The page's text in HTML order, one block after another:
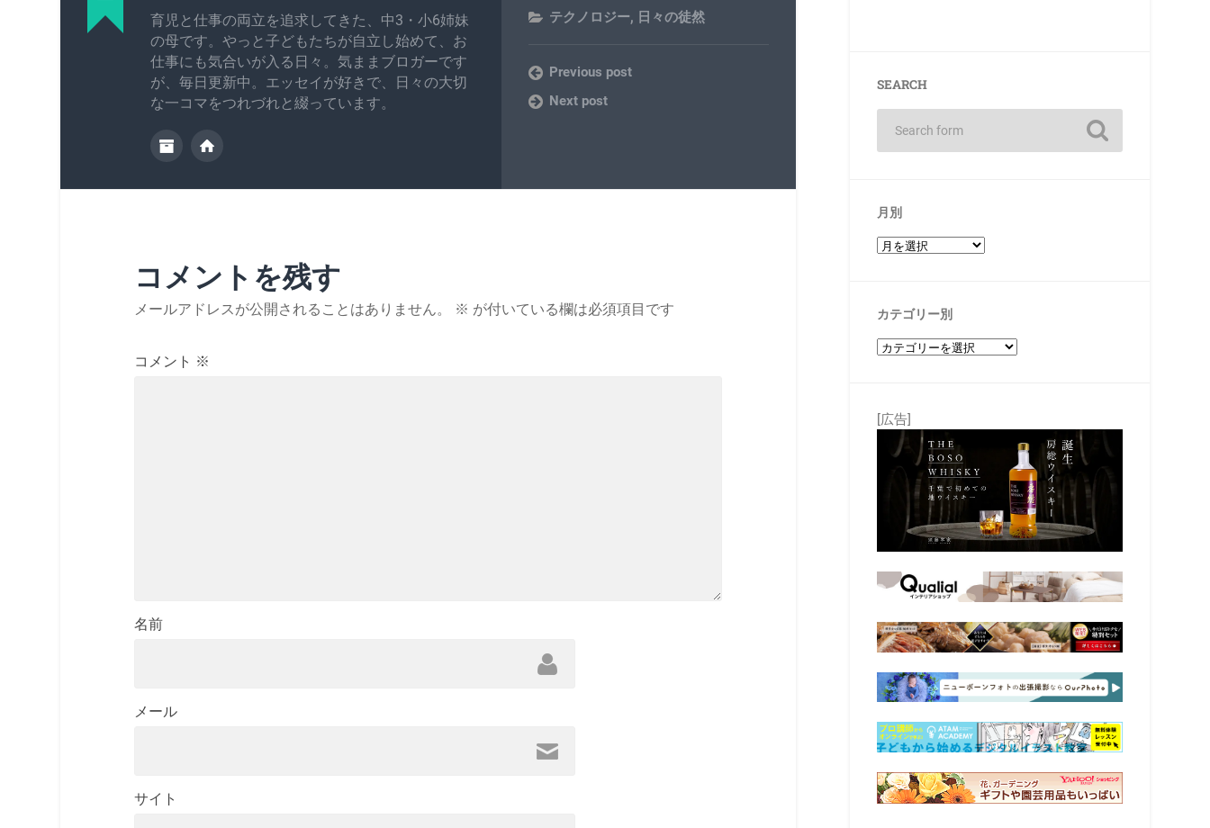
育児と仕事の両立を追求してきた、中3・小6姉妹
の母です。やっと子どもたちが自立し始めて、お
仕事にも気合いが入る日々。気ままブロガーです
が、毎日更新中。エッセイが好きで、日々の大切
な一コマをつれづれと綴っています。
テクノロジー, 日々の徒然
Previous post
Next post
コメントを残す
メールアドレスが公開されることはありません。 ※ が付いている欄は必須項目です
コメント ※
名前
メール
サイト
SEARCH
月別
カテゴリー別
[広告]